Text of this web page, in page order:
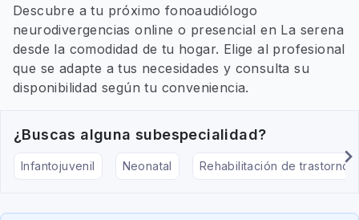
Descubre a tu próximo fonoaudiólogo
neurodivergencias online o presencial en La serena
desde la comodidad de tu hogar. Elige al profesional
que se adapte a tus necesidades y consulta su
disponibilidad según tu conveniencia.
¿Buscas alguna subespecialidad?
Infantojuvenil Neonatal Rehabilitación de